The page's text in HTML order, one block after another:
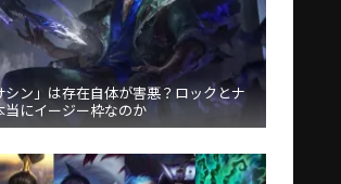
シン」は存在自体が害悪？ロックとナ
当にイージー枠なのか